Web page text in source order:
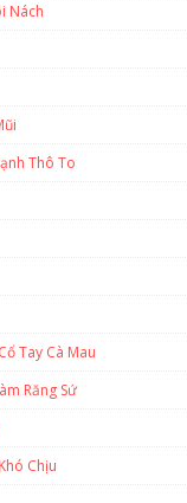
Nách
Thô To
Tay Cà Mau
Răng Sứ
Chịu